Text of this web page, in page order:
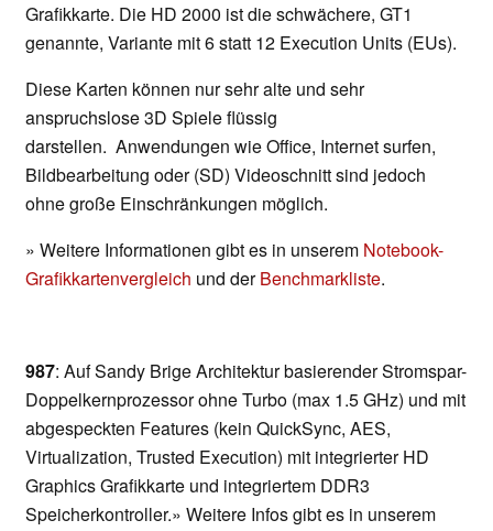
Grafikkarte. Die HD 2000 ist die schwächere, GT1
genannte, Variante mit 6 statt 12 Execution Units (EUs).
Diese Karten können nur sehr alte und sehr
anspruchslose 3D Spiele flüssig
darstellen. Anwendungen wie Office, Internet surfen,
Bildbearbeitung oder (SD) Videoschnitt sind jedoch
ohne große Einschränkungen möglich.
» Weitere Informationen gibt es in unserem Notebook-
Grafikkartenvergleich und derBenchmarkliste.
987: Auf Sandy Brige Architektur basierender Stromspar-
Doppelkernprozessor ohne Turbo (max 1.5 GHz) und mit
abgespeckten Features (kein QuickSync, AES,
Virtualization, Trusted Execution) mit integrierter HD
Graphics Grafikkarte und integriertem DDR3
Speicherkontroller.» Weitere Infos gibt es in unserem